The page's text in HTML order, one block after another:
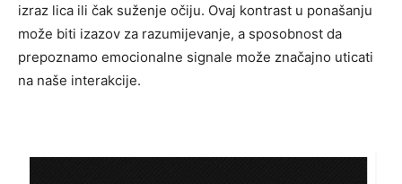
izraz lica ili čak suženje očiju. Ovaj kontrast u ponašanju
može biti izazov za razumijevanje, a sposobnost da
prepoznamo emocionalne signale može značajno uticati
na naše interakcije.